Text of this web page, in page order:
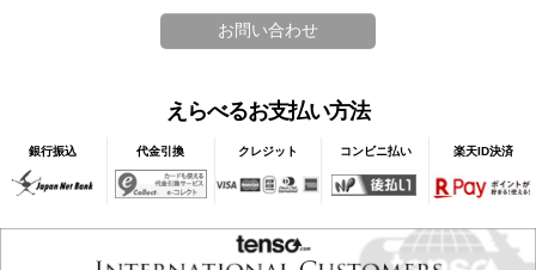
えらべるお支払い方法
銀行振込 代金引換 クレジット コンビニ払い 楽天ID決済